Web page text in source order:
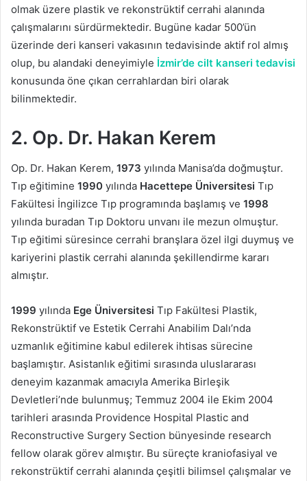
olmak üzere plastik ve rekonstrüktif cerrahi alanında
çalışmalarını sürdürmektedir. Bugüne kadar 500’ün
üzerinde deri kanseri vakasının tedavisinde aktif rol almış
olup, bu alandaki deneyimiyle İzmir’de cilt kanseri tedavisi
konusunda öne çıkan cerrahlardan biri olarak
bilinmektedir.
2. Op. Dr. Hakan Kerem
Op. Dr. Hakan Kerem, 1973 yılında Manisa’da doğmuştur.
Tıp eğitimine 1990 yılında Hacettepe Üniversitesi Tıp
Fakültesi İngilizce Tıp programında başlamış ve 1998
yılında buradan Tıp Doktoru unvanı ile mezun olmuştur.
Tıp eğitimi süresince cerrahi branşlara özel ilgi duymuş ve
kariyerini plastik cerrahi alanında şekillendirme kararı
almıştır.
1999 yılında Ege Üniversitesi Tıp Fakültesi Plastik,
Rekonstrüktif ve Estetik Cerrahi Anabilim Dalı’nda
uzmanlık eğitimine kabul edilerek ihtisas sürecine
başlamıştır. Asistanlık eğitimi sırasında uluslararası
deneyim kazanmak amacıyla Amerika Birleşik
Devletleri’nde bulunmuş; Temmuz 2004 ile Ekim 2004
tarihleri arasında Providence Hospital Plastic and
Reconstructive Surgery Section bünyesinde research
fellow olarak görev almıştır. Bu süreçte kraniofasiyal ve
rekonstrüktif cerrahi alanında çeşitli bilimsel çalışmalar ve